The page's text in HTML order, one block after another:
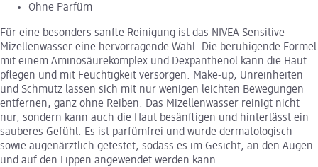
Ohne Parfüm
Für eine besonders sanfte Reinigung ist das NIVEA Sensitive
Mizellenwasser eine hervorragende Wahl. Die beruhigende Formel
mit einem Aminosäurekomplex und Dexpanthenol kann die Haut
pflegen und mit Feuchtigkeit versorgen. Make-up, Unreinheiten
und Schmutz lassen sich mit nur wenigen leichten Bewegungen
entfernen, ganz ohne Reiben. Das Mizellenwasser reinigt nicht
nur, sondern kann auch die Haut besänftigen und hinterlässt ein
sauberes Gefühl. Es ist parfümfrei und wurde dermatologisch
sowie augenärztlich getestet, sodass es im Gesicht, an den Augen
und auf den Lippen angewendet werden kann.